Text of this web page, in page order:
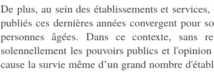
De plus, au sein des établissements et
publiés ces dernières années convergent pour
personnes âgées. Dans ce contexte, sans
solennellement les pouvoirs publics et
cause la survie même d’un grand nombre